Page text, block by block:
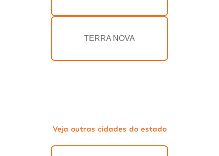
TERRA NOVA
Veja outras cidades do estado